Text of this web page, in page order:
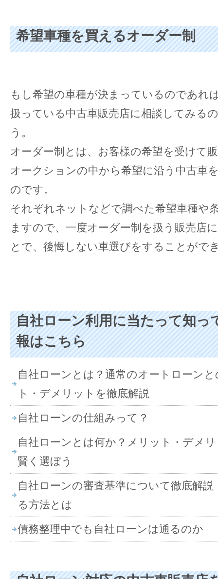
希望車種を買えるオーダー制
もし希望の車種が決まっているのであれ
扱っている中古車販売店に相談してみる
う。
オーダー制とは、お客様の希望を受けて
オークションの中から希望に沿う中古車
のです。
それぞれネットなどで調べた希望車種や
ますので、一度オーダー制を扱う販売店
とで、後悔しない車選びをすることがで
自社ローン利用に当たって知っ
報はこちら
自社ローンとは？通常のオートローン
ト・デメリットを徹底解説
自社ローンの仕組みって？
自社ローンとは何か？メリット・デメ
賢く選ぼう
自社ローンの審査基準について徹底解
る方法とは
債務整理中でも自社ローンは通るのか